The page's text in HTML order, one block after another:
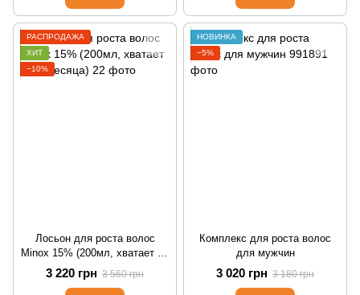
РАСПРОДАЖА
ХИТ
−10%
Лосьон для роста волос
Minox 15% (200мл, хватает на
4 месяца)
3 220 грн 3 560 грн
НОВИНКА
−5%
Комплекс для роста волос
для мужчин
3 020 грн 3 180 грн